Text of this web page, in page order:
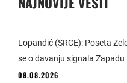
Lopandić (SRCE): Poseta
se o davanju signala Zapadu
08.08.2026